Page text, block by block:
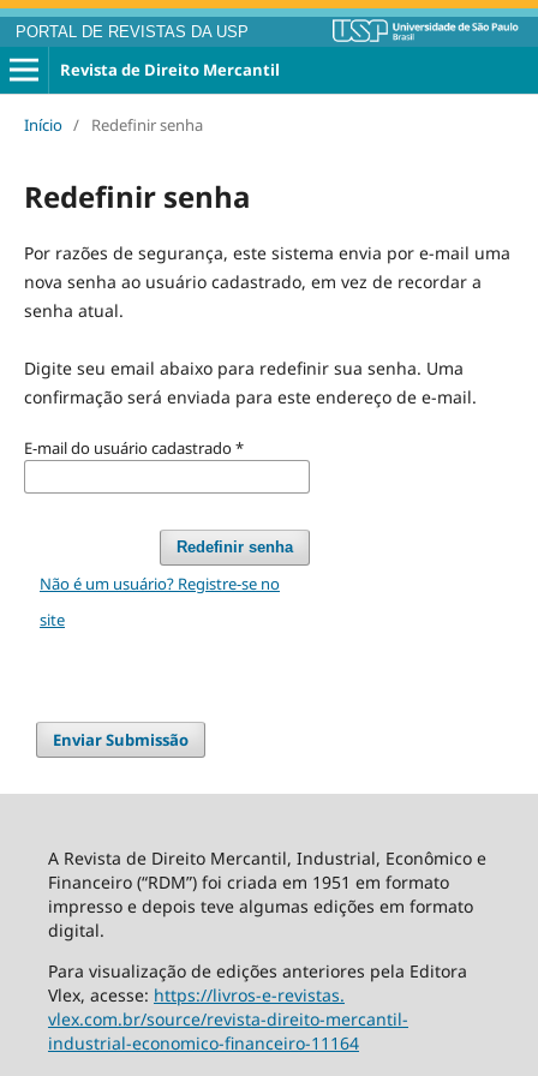
PORTAL DE REVISTAS DA USP
Revista de Direito Mercantil
Início / Redefinir senha
Redefinir senha
Por razões de segurança, este sistema envia por e-mail uma
nova senha ao usuário cadastrado, em vez de recordar a
senha atual.
Digite seu email abaixo para redefinir sua senha. Uma
confirmação será enviada para este endereço de e-mail.
E-mail do usuário cadastrado*
Redefinir senha
Não é um usuário? Registre-se no
site
Enviar Submissão
A Revista de Direito Mercantil, Industrial, Econômico e
Financeiro (“RDM”) foi criada em 1951 em formato
impresso e depois teve algumas edições em formato
digital.
Para visualização de edições anteriores pela Editora
Vlex, acesse: https://livros-e-revistas.
vlex.com.br/source/revista-direito-mercantil-
industrial-economico-financeiro-11164